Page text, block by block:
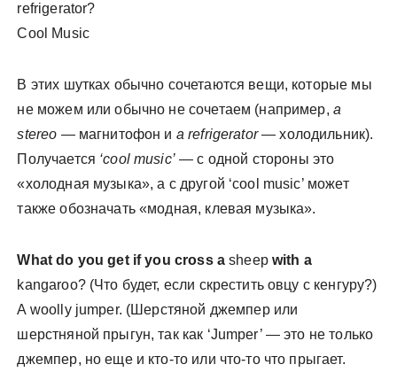
refrigerator?
Cool Music
В этих шутках обычно сочетаются вещи, которые мы
не можем или обычно не сочетаем (например, a
stereo — магнитофон и a refrigerator— холодильник).
Получается ‘cool music’— с одной стороны это
«холодная музыка», а с другой ‘сool music’ может
также обозначать «модная, клевая музыка».
What do you get if you cross asheepwith a
kangaroo? (Что будет, если скрестить овцу с кенгуру?)
A woolly jumper. (Шерстяной джемпер или
шерстняной прыгун, так как ‘Jumper’ — это не только
джемпер, но еще и кто-то или что-то что прыгает.